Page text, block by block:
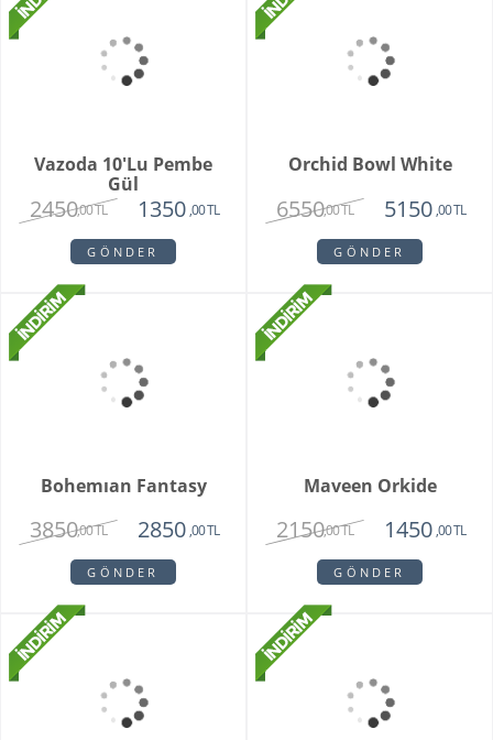
1950,00 TL
GÖNDER
2750,00 TL 1630,00 TL
GÖNDER
2750 ,00 TL
GÖNDER
1375,00 TL
GÖNDER